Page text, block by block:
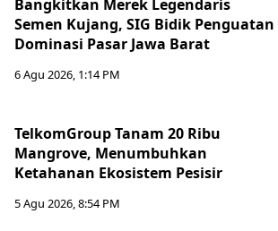
Bangkitkan Merek Legendaris
Semen Kujang, SIG Bidik Penguatan
Dominasi Pasar Jawa Barat
6 Agu 2026, 1:14 PM
TelkomGroup Tanam 20 Ribu
Mangrove, Menumbuhkan
Ketahanan Ekosistem Pesisir
5 Agu 2026, 8:54 PM